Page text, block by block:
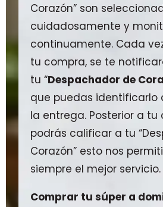
Corazón” son
cuidadosamente y
continuamente. Cada
tu compra, se te
tu “Despachador de
que puedas identificarlo
la entrega. Posterior a tu
podrás calificar a tu
Corazón” esto nos
siempre el mejor servicio.
Comprar tu súper a